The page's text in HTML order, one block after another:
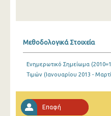
Ιουλίου 2025
Μαΐου 2025
Μεθοδολογικά Στοιχεία
Ενημερωτικό Σημείωμα
Τιμών (Ιανουαρίου 2013 -
Επαφή